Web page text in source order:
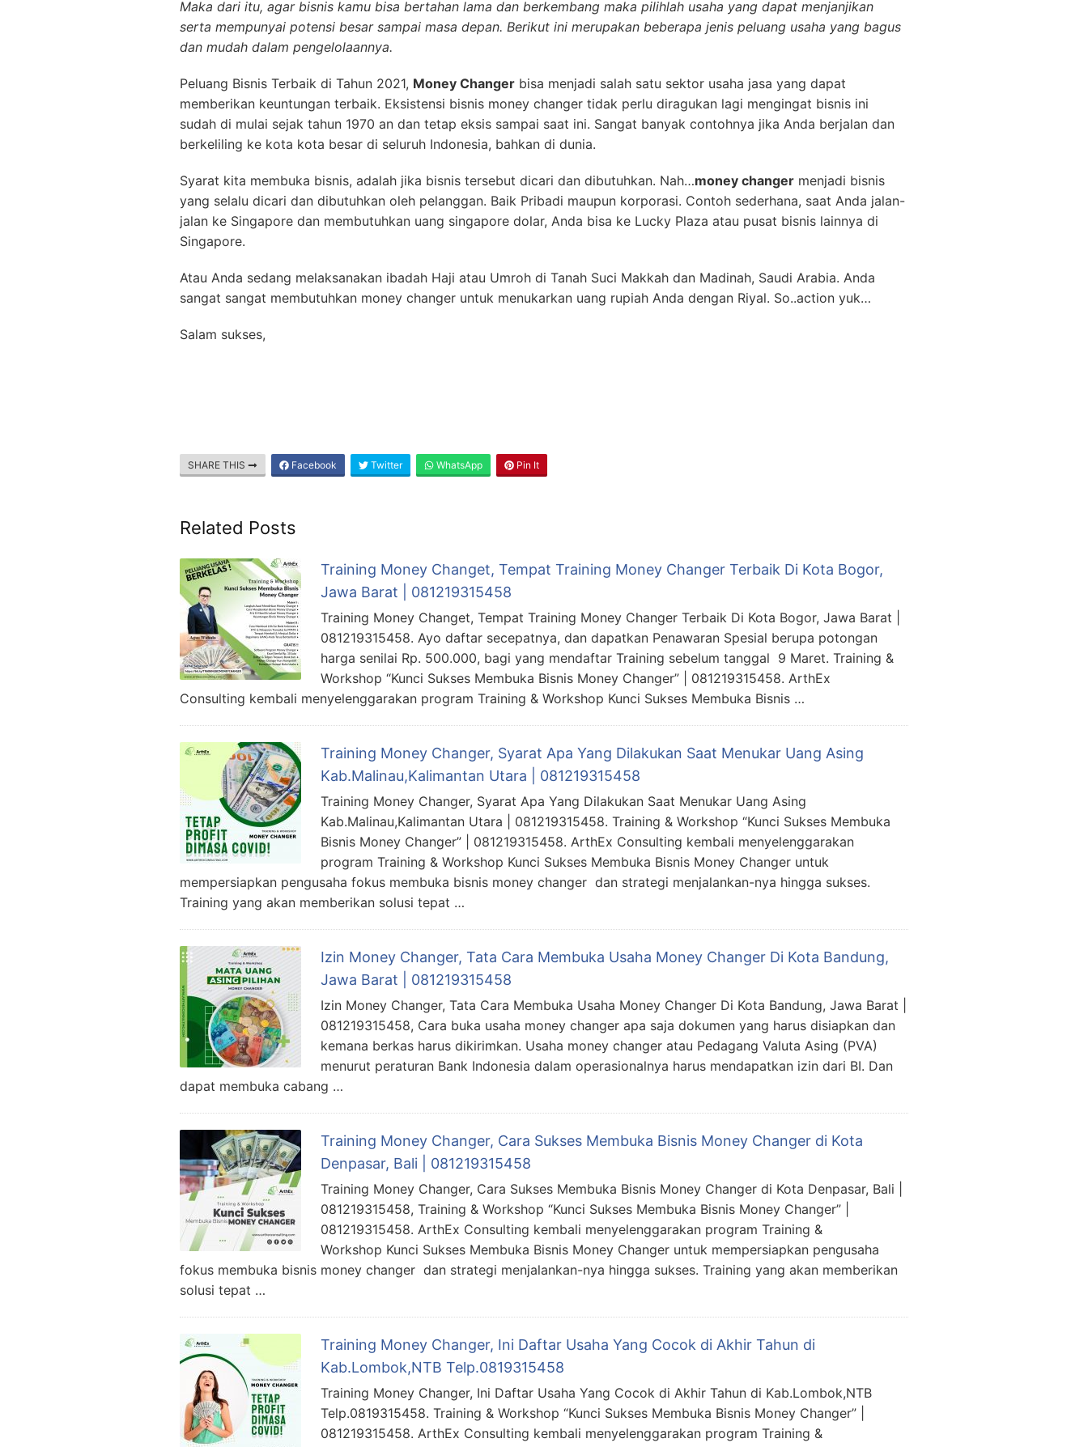
Maka dari itu, agar bisnis kamu bisa bertahan lama dan berkembang maka pilihlah usaha yang dapat menjanjikan
serta mempunyai potensi besar sampai masa depan. Berikut ini merupakan beberapa jenis peluang usaha yang bagus
dan mudah dalam pengelolaannya.
Peluang Bisnis Terbaik di Tahun 2021, Money Changer bisa menjadi salah satu sektor usaha jasa yang dapat
memberikan keuntungan terbaik. Eksistensi bisnis money changer tidak perlu diragukan lagi mengingat bisnis ini
sudah di mulai sejak tahun 1970 an dan tetap eksis sampai saat ini. Sangat banyak contohnya jika Anda berjalan dan
berkeliling ke kota kota besar di seluruh Indonesia, bahkan di dunia.
Syarat kita membuka bisnis, adalah jika bisnis tersebut dicari dan dibutuhkan. Nah…money changer menjadi bisnis
yang selalu dicari dan dibutuhkan oleh pelanggan. Baik Pribadi maupun korporasi. Contoh sederhana, saat Anda jalan-
jalan ke Singapore dan membutuhkan uang singapore dolar, Anda bisa ke Lucky Plaza atau pusat bisnis lainnya di
Singapore.
Atau Anda sedang melaksanakan ibadah Haji atau Umroh di Tanah Suci Makkah dan Madinah, Saudi Arabia. Anda
sangat sangat membutuhkan money changer untuk menukarkan uang rupiah Anda dengan Riyal. So..action yuk…
Salam sukses,
SHARE THIS Facebook Twitter WhatsApp Pin It
Related Posts
Training Money Changet, Tempat Training Money Changer Terbaik Di Kota Bogor,
Jawa Barat | 081219315458
Training Money Changet, Tempat Training Money Changer Terbaik Di Kota Bogor, Jawa Barat |
081219315458. Ayo daftar secepatnya, dan dapatkan Penawaran Spesial berupa potongan
harga senilai Rp. 500.000, bagi yang mendaftar Training sebelum tanggal 9 Maret. Training &
Workshop “Kunci Sukses Membuka Bisnis Money Changer” | 081219315458. ArthEx
Consulting kembali menyelenggarakan program Training & Workshop Kunci Sukses Membuka Bisnis …
Training Money Changer, Syarat Apa Yang Dilakukan Saat Menukar Uang Asing
Kab.Malinau,Kalimantan Utara | 081219315458
Training Money Changer, Syarat Apa Yang Dilakukan Saat Menukar Uang Asing
Kab.Malinau,Kalimantan Utara | 081219315458. Training & Workshop “Kunci Sukses Membuka
Bisnis Money Changer” | 081219315458. ArthEx Consulting kembali menyelenggarakan
program Training & Workshop Kunci Sukses Membuka Bisnis Money Changer untuk
mempersiapkan pengusaha fokus membuka bisnis money changer dan strategi menjalankan-nya hingga sukses.
Training yang akan memberikan solusi tepat …
Izin Money Changer, Tata Cara Membuka Usaha Money Changer Di Kota Bandung,
Jawa Barat | 081219315458
Izin Money Changer, Tata Cara Membuka Usaha Money Changer Di Kota Bandung, Jawa Barat |
081219315458, Cara buka usaha money changer apa saja dokumen yang harus disiapkan dan
kemana berkas harus dikirimkan. Usaha money changer atau Pedagang Valuta Asing (PVA)
menurut peraturan Bank Indonesia dalam operasionalnya harus mendapatkan izin dari BI. Dan
dapat membuka cabang …
Training Money Changer, Cara Sukses Membuka Bisnis Money Changer di Kota
Denpasar, Bali | 081219315458
Training Money Changer, Cara Sukses Membuka Bisnis Money Changer di Kota Denpasar, Bali |
081219315458, Training & Workshop “Kunci Sukses Membuka Bisnis Money Changer” |
081219315458. ArthEx Consulting kembali menyelenggarakan program Training &
Workshop Kunci Sukses Membuka Bisnis Money Changer untuk mempersiapkan pengusaha
fokus membuka bisnis money changer dan strategi menjalankan-nya hingga sukses. Training yang akan memberikan
solusi tepat …
Training Money Changer, Ini Daftar Usaha Yang Cocok di Akhir Tahun di
Kab.Lombok,NTB Telp.0819315458
Training Money Changer, Ini Daftar Usaha Yang Cocok di Akhir Tahun di Kab.Lombok,NTB
Telp.0819315458. Training & Workshop “Kunci Sukses Membuka Bisnis Money Changer” |
081219315458. ArthEx Consulting kembali menyelenggarakan program Training &